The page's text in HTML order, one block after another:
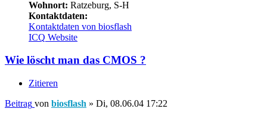
Wohnort: Ratzeburg, S-H
Kontaktdaten:
Kontaktdaten von biosflash
ICQ Website
Wie löscht man das CMOS ?
Zitieren
Beitrag von biosflash » Di, 08.06.04 17:22